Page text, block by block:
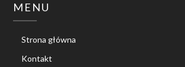
MENU
Strona główna
Kontakt